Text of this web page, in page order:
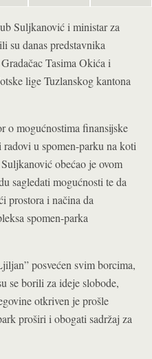
Suljkanović i ministar za
su danas predstavnika
Tasima Okića i
lige Tuzlanskog kantona
o mogućnostima finansijske
u spomen-parku na koti
obećao je ovom
sagledati mogućnosti te da
prostora i načina da
spomen-parka
posvećen svim borcima,
se borili za ideje slobode,
otkriven je prošle
proširi i obogati sadržaj za